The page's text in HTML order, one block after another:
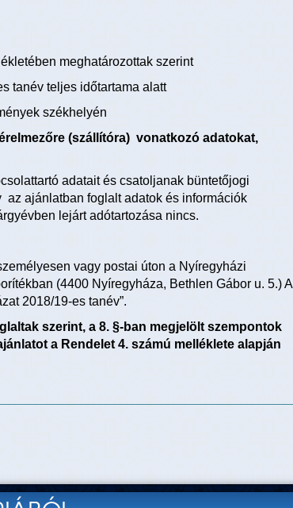
meghatározottak szerint
tanév teljes időtartama alatt
székhelyén
(szállítóra) vonatkozó adatokat,
adatait és csatoljanak büntetőjogi
ajánlatban foglalt adatok és információk
lejárt adótartozása nincs.
vagy postai úton a Nyíregyházi
(4400 Nyíregyháza, Bethlen Gábor u. 5.) A
2018/19-es tanév”.
szerint, a 8. §-ban megjelölt szempontok
a Rendelet 4. számú melléklete alapján